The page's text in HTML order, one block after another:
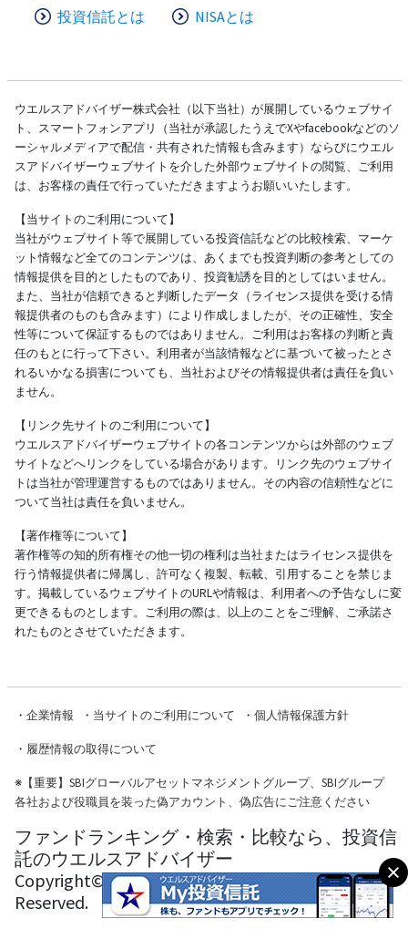
投資信託とは NISAとは
ウエルスアドバイザー株式会社（以下当社）が展開しているウェブサイ
ト、スマートフォンアプリ（当社が承認したうえでXやfacebookなどのソ
ーシャルメディアで配信・共有された情報も含みます）ならびにウエル
スアドバイザーウェブサイトを介した外部ウェブサイトの閲覧、ご利用
は、お客様の責任で行っていただきますようお願いいたします。
【当サイトのご利用について】
当社がウェブサイト等で展開している投資信託などの比較検索、マーケ
ット情報など全てのコンテンツは、あくまでも投資判断の参考としての
情報提供を目的としたものであり、投資勧誘を目的としてはいません。
また、当社が信頼できると判断したデータ（ライセンス提供を受ける情
報提供者のものも含みます）により作成しましたが、その正確性、安全
性等について保証するものではありません。ご利用はお客様の判断と責
任のもとに行って下さい。利用者が当該情報などに基づいて被ったとさ
れるいかなる損害についても、当社およびその情報提供者は責任を負い
ません。
【リンク先サイトのご利用について】
ウエルスアドバイザーウェブサイトの各コンテンツからは外部のウェブ
サイトなどへリンクをしている場合があります。リンク先のウェブサイ
トは当社が管理運営するものではありません。その内容の信頼性などに
ついて当社は責任を負いません。
【著作権等について】
著作権等の知的所有権その他一切の権利は当社またはライセンス提供を
行う情報提供者に帰属し、許可なく複製、転載、引用することを禁じま
す。掲載しているウェブサイトのURLや情報は、利用者への予告なしに変
更できるものとします。ご利用の際は、以上のことをご理解、ご承諾さ
れたものとさせていただきます。
・ 企業情報 ・ 当サイトのご利用について ・ 個人情報保護方針
・ 履歴情報の取得について
※【重要】SBIグローバルアセットマネジメントグループ、SBIグループ
各社および役職員を装った偽アカウント、偽広告にご注意ください
ファンドランキング・検索・比較なら、投資信
託のウエルスアドバイザー
Copyright© Wealth Advisor Co., Ltd. All Rights
Reserved.